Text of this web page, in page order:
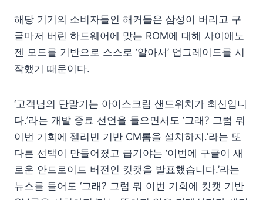
해당 기기의 소비자들인 해커들은 삼성이 버리고 구
글마저 버린 하드웨어에 맞는 ROM에 대해 사이애노
젠 모드를 기반으로 스스로 ‘알아서’ 업그레이드를 시
작했기 때문이다.
‘고객님의 단말기는 아이스크림 샌드위치가 최신입니
다.’라는 개발 종료 선언을 들으면서도 ‘그래? 그럼 뭐
이번 기회에 젤리빈 기반 CM롬을 설치하지.’라는 또
다른 선택이 만들어졌고 급기야는 ‘이번에 구글이 새
로운 안드로이드 버전인 킷캣을 발표했습니다.’라는
뉴스를 들어도 ‘그래? 그럼 뭐 이번 기회에 킷캣 기반